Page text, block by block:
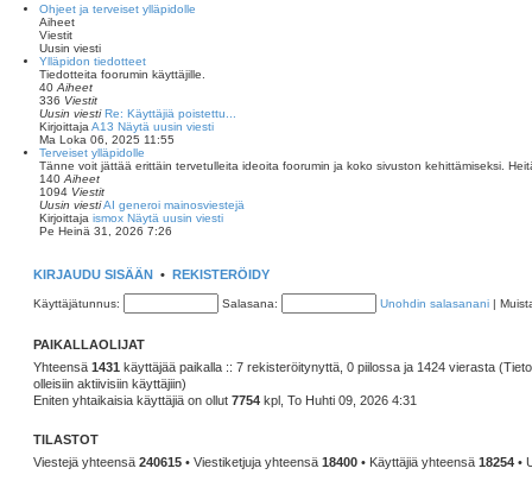
Ohjeet ja terveiset ylläpidolle
Aiheet
Viestit
Uusin viesti
Ylläpidon tiedotteet
Tiedotteita foorumin käyttäjille.
40 Aiheet
336 Viestit
Uusin viesti Re: Käyttäjiä poistettu...
Kirjoittaja A13 Näytä uusin viesti
Ma Loka 06, 2025 11:55
Terveiset ylläpidolle
Tänne voit jättää erittäin tervetulleita ideoita foorumin ja koko sivuston kehittämiseksi.
140 Aiheet
1094 Viestit
Uusin viestiAI generoi mainosviestejä
Kirjoittaja ismox Näytä uusin viesti
Pe Heinä 31, 2026 7:26
KIRJAUDU SISÄÄN • REKISTERÖIDY
Käyttäjätunnus: Salasana: Unohdin salasanani |
PAIKALLAOLIJAT
Yhteensä 1431 käyttäjää paikalla :: 7 rekisteröitynyttä, 0 piilossa ja 1424 vierasta
olleisiin aktiivisiin käyttäjiin)
Eniten yhtaikaisia käyttäjiä on ollut 7754 kpl, To Huhti 09, 2026 4:31
TILASTOT
Viestejä yhteensä 240615 • Viestiketjuja yhteensä 18400 • Käyttäjiä yhteensä 18254 •